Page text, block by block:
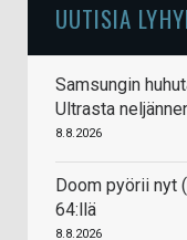
UUTISIA
Samsungin
Ultrasta
8.8.2026
Doom pyörii nyt
64:llä
8.8.2026